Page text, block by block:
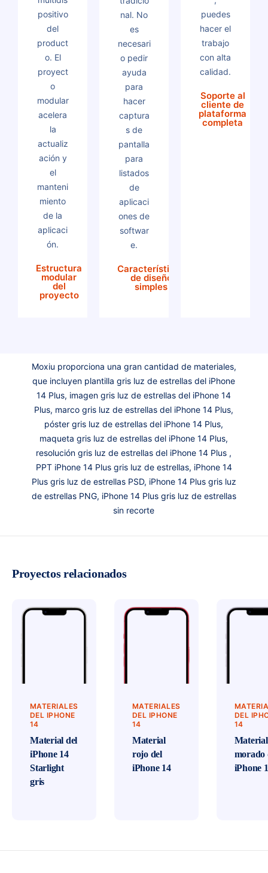
positivo
del
product
o. El
proyect
o
modular
acelera
la
actualiz
ación y
el
manteni
miento
de la
aplicaci
ón.
Estructura
modular
del
proyecto
nal. No
es
necesari
o pedir
ayuda
para
hacer
captura
s de
pantalla
para
listados
de
aplicaci
ones de
softwar
e.
Características
de diseño
simples
puedes
hacer el
trabajo
con alta
calidad.
Soporte al
cliente de
plataforma
completa
Moxiu proporciona una gran cantidad de materiales,
que incluyen plantilla gris luz de estrellas del iPhone
14 Plus, imagen gris luz de estrellas del iPhone 14
Plus, marco gris luz de estrellas del iPhone 14 Plus,
póster gris luz de estrellas del iPhone 14 Plus,
maqueta gris luz de estrellas del iPhone 14 Plus,
resolución gris luz de estrellas del iPhone 14 Plus ,
PPT iPhone 14 Plus gris luz de estrellas, iPhone 14
Plus gris luz de estrellas PSD, iPhone 14 Plus gris luz
de estrellas PNG, iPhone 14 Plus gris luz de estrellas
sin recorte
Proyectos relacionados
MATERIALES
DEL IPHONE
14
Material del
iPhone 14
Starlight
gris
MATERIALES
DEL IPHONE
14
Material
rojo del
iPhone 14
DEL
14
Material
morado
iPhone